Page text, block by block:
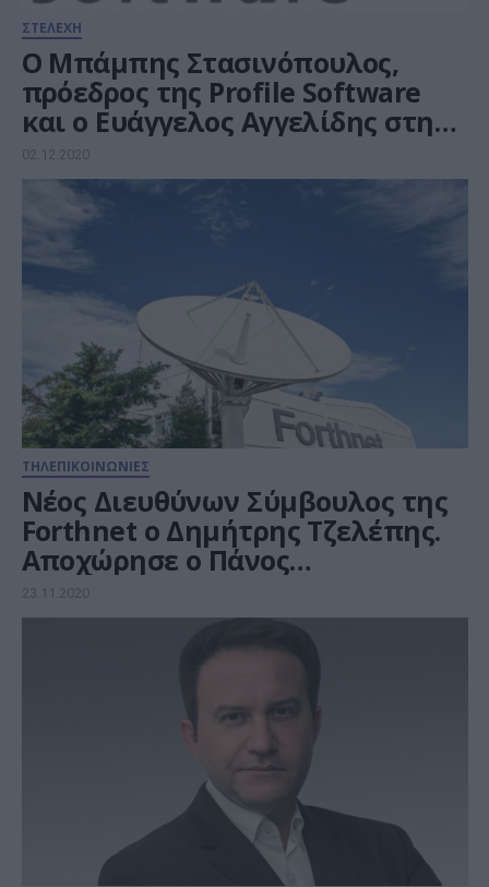
ΣΤΕΛΕΧΗ
Ο Μπάμπης Στασινόπουλος,
πρόεδρος της Profile Software
και ο Ευάγγελος Αγγελίδης στη
θέση του Διευθύνοντος
Συμβούλου
02.12.2020
ΤΗΛΕΠΙΚΟΙΝΩΝΙΕΣ
Νέος Διευθύνων Σύμβουλος της
Forthnet ο Δημήτρης Τζελέπης.
Αποχώρησε ο Πάνος
Παπαδόπουλος
23.11.2020